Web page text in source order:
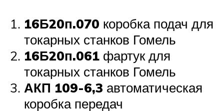
16Б20п.070 коробка подач для
токарных станков Гомель
16Б20п.061 фартук для
токарных станков Гомель
АКП 109-6,3 автоматическая
коробка передач